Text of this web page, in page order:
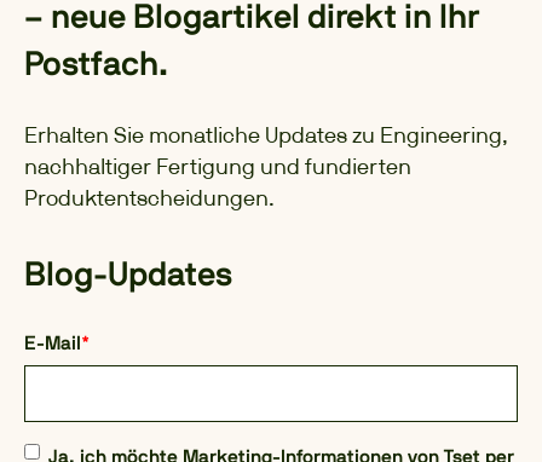
– neue Blogartikel direkt in Ihr
Postfach.
Erhalten Sie monatliche Updates zu Engineering,
nachhaltiger Fertigung und fundierten
Produktentscheidungen.
Blog-Updates
E-Mail *
Ja, ich möchte Marketing-Informationen von Tset per